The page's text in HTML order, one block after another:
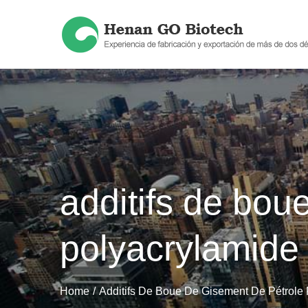
additifs de
Home Additifs De Boue De Gisement De